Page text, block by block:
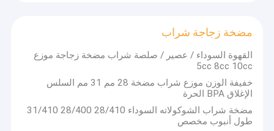
مضخة زجاجة شراب
القهوة السوداء / عصير / صلصة شراب مضخة زجاجة موزع
5cc 8cc 10cc
خفيفة الوزن موزع شراب مضخة 28 مم 31 مم السلس
الإغلاق BPA الحرة
مضخة شراب الشوكولاته السوداء 28/410 28/400 31/410
طول أنبوب مخصص